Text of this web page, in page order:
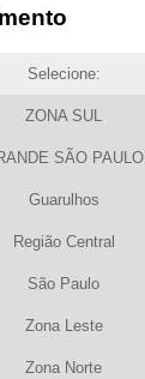
Selecione:
ZONA SUL
SÃO PAULO
Guarulhos
Região Central
São Paulo
Zona Leste
Zona Norte